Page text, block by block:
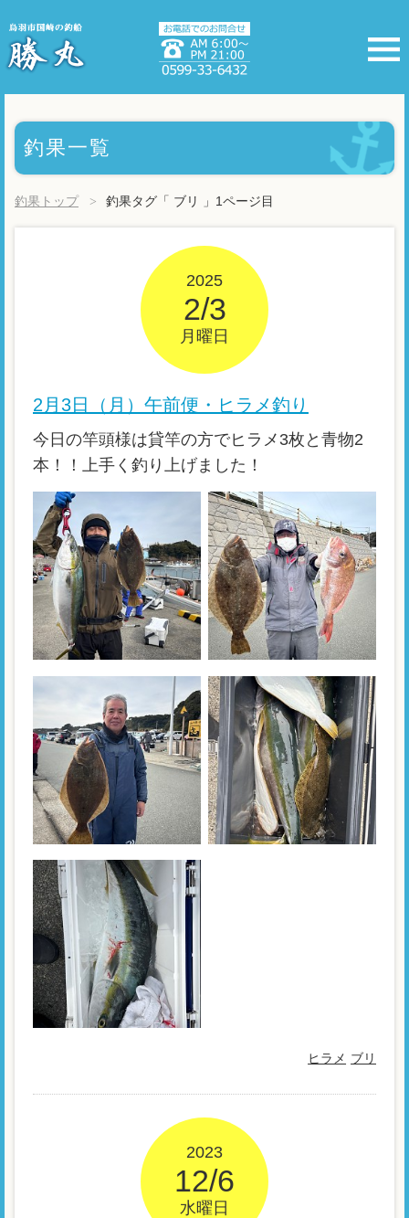
釣果一覧
釣果トップ 釣果タグ「 ブリ 」1ページ目
2025
2/3
月曜日
2月3日（月）午前便・ヒラメ釣り
今日の竿頭様は貸竿の方でヒラメ3枚と青物2
本！！上手く釣り上げました！
ヒラメ ブリ
2023
12/6
水曜日